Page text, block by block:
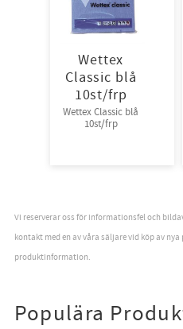
Wettex
Classic blå
10st/frp
Wettex Classic blå
10st/frp
Vi reserverar oss för informationsfel och
kontakt med en av våra säljare vid köp av
produktinformation.
Populära